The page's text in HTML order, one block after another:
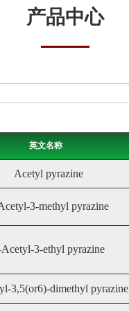
产品中心
英文名称
Acetyl pyrazine
3-methyl pyrazine
3-ethyl pyrazine
3,5(or6)-dimethyl pyrazine